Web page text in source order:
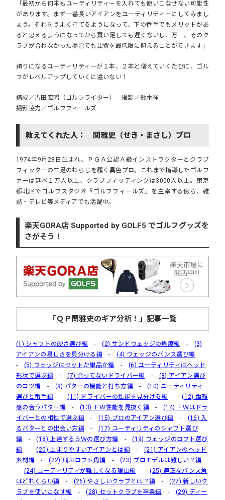
「最初から何本もユーティリティーを入れても使いこなせない可能性
があります。まず一番長いアイアンをユーティリティーにしてみまし
ょう。それをうまく打てるようになって、下の番手でもメリットがあ
ると思えるようになってから買い足しても遅くないし、万一、そのク
ラブが合わなかった場合でも出費を最低限に抑えることができます」
頼りになるユーティリティーが１本、２本と増えていくたびに、ゴル
フがレベルアップしていくに違いない！
構成／吉田宏昭（ゴルフライター） 撮影／鈴木祥
撮影協力／ゴルフフィールズ
教えてくれた人： 関雅史（せき・まさし）プロ
1974年9月28日生まれ、ＰＧＡ公認Ａ級インストラクターとクラブ
フィッターの二足のわらじを履く異色プロ。これまで指導したゴルフ
ァーは延べ１万人以上、クラブフィッティングは3000人以上。東京
都北区でゴルフスタジオ『ゴルフフィールズ』を主宰する傍ら、雑
誌・テレビ等メディアでも活躍中。
楽天GORA店 Supported by GOLF5 でゴルフグッズを
さがそう！
「ＱＰ関雅史のギア分析！」記事一覧
(1) シャフトの硬さ選び編 -(2) サンドウェッジの角度編 - (3)
アイアンの易しさを見分ける編 -(4) ウェッジのバンス選び編
- (5) ウェッジはセットか単品か編 - (6) ユーティリティはヘッド
形状で選ぶ編 -(7) 合ってないドライバー編 - (8) アイアン選び
のコツ編
- (9) パターの機能と打ち方編 -(10) ユーティリティ
選びと番手編 -(11) ドライバーの性能を見分ける編 -(12) 距離
感の合うパター編 - (13) ＦＷ性能を見抜く編 -(14) ＦＷはドラ
イバーとの相性で選ぶ編 -(15) プロのアイアン選び編 - (16) 入
るパターとの出会い方編 -(17) ユーティリティのシャフト選び
編 -(18) 上達する５Ｗの選び方編 -(19) ウェッジのロフト選び
編 -(20) 止まりやすいアイアンとは編 -(21) アイアンのヘッド
素材編 -(22) 飛ぶロフト角編 - (23) プロモデルは難しい？編
- (24) ユーティリティが難しくなる理由編 -(25) 適正なバンス角
はどれくらい編
- (26) やさしいクラブとは？編 -(27) 新しいク
ラブを使いこなす編 -(28) セットクラブを卒業編 - (29) ディー